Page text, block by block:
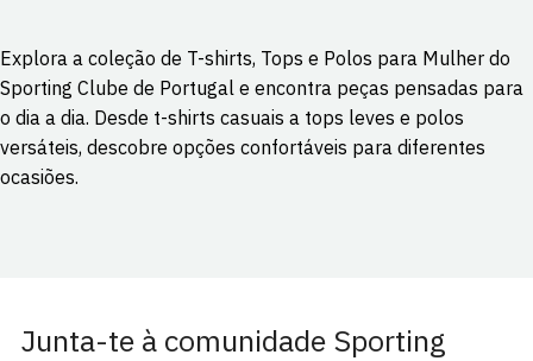
Explora a coleção de T-shirts, Tops e Polos para Mulher do
Sporting Clube de Portugal e encontra peças pensadas para
o dia a dia. Desde t-shirts casuais a tops leves e polos
versáteis, descobre opções confortáveis para diferentes
ocasiões.
Junta-te à comunidade Sporting